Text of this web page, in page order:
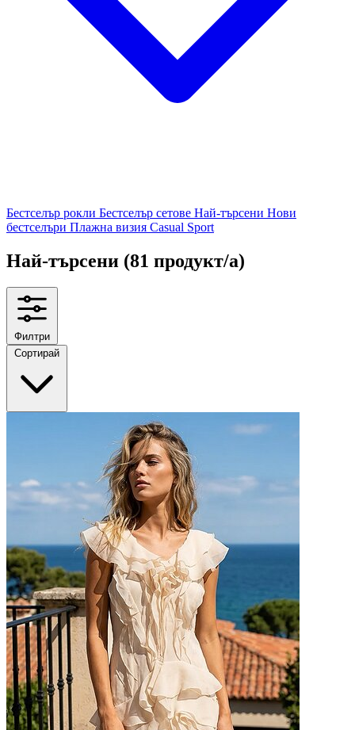
Бестселър рокли Бестселър сетове Най-търсени Нови
бестселъри Плажна визия Casual Sport
Най-търсени (81 продукт/а)
Филтри